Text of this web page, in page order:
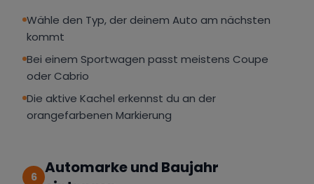
Wähle den Typ, der deinem Auto am nächsten
kommt
Bei einem Sportwagen passt meistens Coupe
oder Cabrio
Die aktive Kachel erkennst du an der
orangefarbenen Markierung
6 Automarke und Baujahr